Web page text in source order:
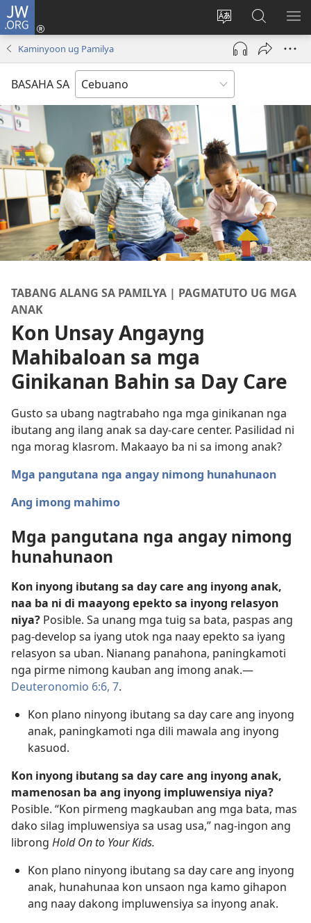
JW.ORG
Ilisi
ang
pinulongan
sa
site
Log
open
ug
window)
Pangitaa
sa
JW.ORG
Kaminyoon ug Pamilya
BASAHA SA
TABANG ALANG SA PAMILYA | PAGMATUTO UG MGA
ANAK
Kon Unsay Angayng
Mahibaloan sa mga
Ginikanan Bahin sa Day Care
Gusto sa ubang nagtrabaho nga mga ginikanan nga
ibutang ang ilang anak sa day-care center. Pasilidad ni
nga morag klasrom. Makaayo ba ni sa imong anak?
Mga pangutana nga angay nimong hunahunaon
Ang imong mahimo
Mga pangutana nga angay nimong
hunahunaon
Kon inyong ibutang sa day care ang inyong anak,
naa ba ni di maayong epekto sa inyong relasyon
niya? Posible. Sa unang mga tuig sa bata, paspas ang
pag-develop sa iyang utok nga naay epekto sa iyang
relasyon sa uban. Nianang panahona, paningkamoti
nga pirme nimong kauban ang imong anak.​—
Deuteronomio 6:6, 7.
Kon plano ninyong ibutang sa day care ang inyong
anak, paningkamoti nga dili mawala ang inyong
kasuod.
Kon inyong ibutang sa day care ang inyong anak,
mamenosan ba ang inyong impluwensiya niya?
Posible. “Kon pirmeng magkauban ang mga bata, mas
dako silag impluwensiya sa usag usa,” nag-ingon ang
librong Hold On to Your Kids.
Kon plano ninyong ibutang sa day care ang inyong
anak, hunahunaa kon unsaon nga kamo gihapon
ang naay dakong impluwensiya sa inyong anak.